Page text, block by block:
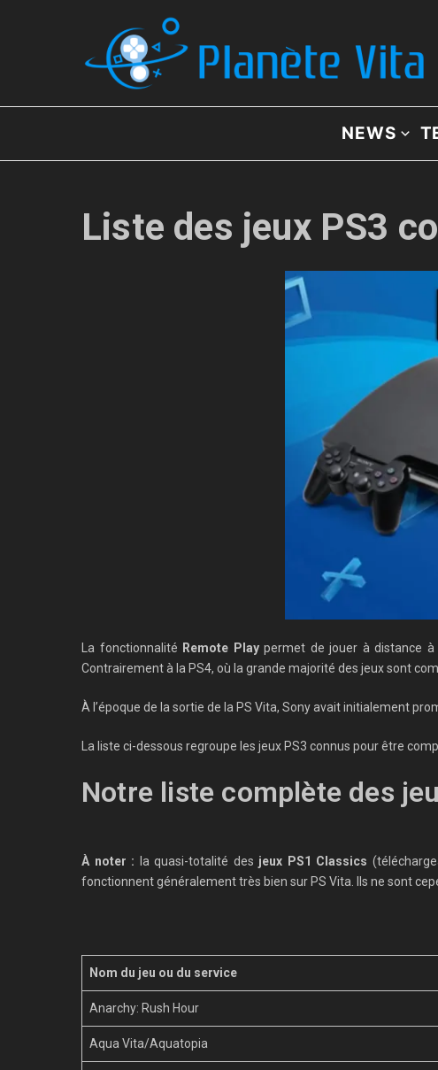
NEWS
Liste des jeux PS3
La fonctionnalité Remote Playpermet de jouer à distance à
Contrairement à la PS4, où la grande majorité des jeux sont
À l’époque de la sortie de la PS Vita, Sony avait initialement
La liste ci-dessous regroupe les jeux PS3 connus pour être
Notre liste complète des
À noter : la quasi-totalité des jeux PS1 Classics
fonctionnent généralement très bien sur PS Vita. Ils ne sont
Nom du jeu ou du service
Anarchy: Rush Hour
Aqua Vita/Aquatopia